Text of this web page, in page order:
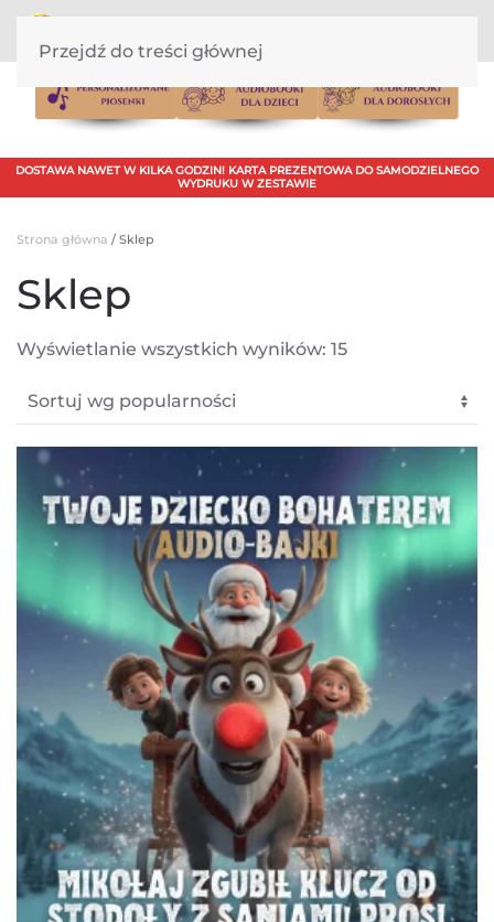
Przejdź do treści głównej
DOSTAWA NAWET W KILKA GODZIN! KARTA PREZENTOWA DO SAMODZIELNEGO
WYDRUKU W ZESTAWIE
Strona główna / Sklep
Sklep
Wyświetlanie wszystkich wyników: 15Posortowane